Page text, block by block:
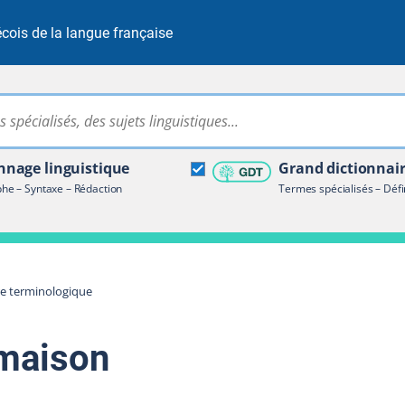
de la langue française
Rechercher dans tout le site
linguistique
– Syntaxe – Rédaction
Grand
Termes spécialisés –
terminologique
terminologique